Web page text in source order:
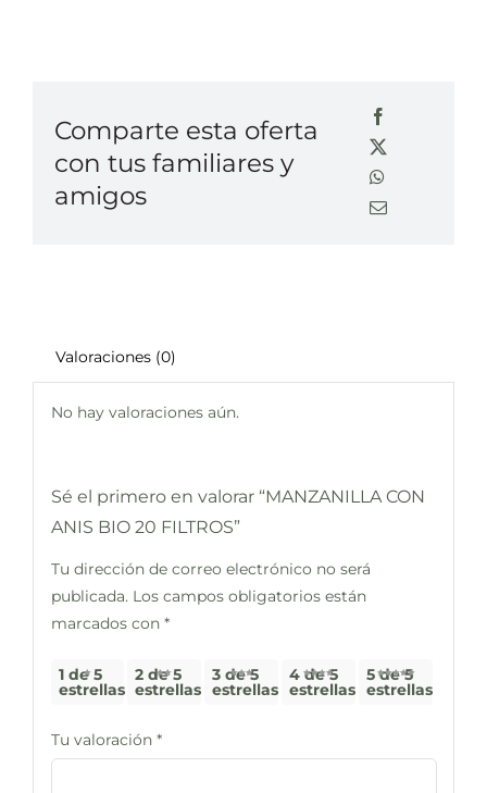
Comparte esta oferta
con tus familiares y
amigos
Valoraciones (0)
No hay valoraciones aún.
Sé el primero en valorar “MANZANILLA CON
ANIS BIO 20 FILTROS”
Tu dirección de correo electrónico no será
publicada. Los campos obligatorios están
marcados con *
1 de 5
estrellas
2 de 5
estrellas
3 de 5
estrellas
4 de 5
estrellas
5 de 5
estrellas
Tu valoración *